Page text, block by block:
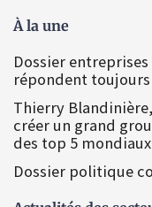
À la une
Dossier
répondent
Thierry
créer un grand
des top 5 mondiaux
Dossier politique